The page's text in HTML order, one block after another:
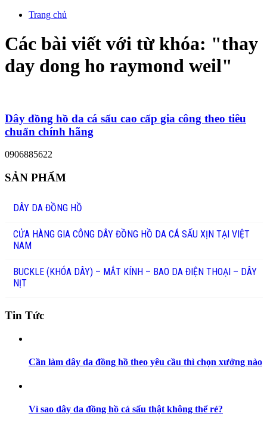
Trang chủ
Các bài viết với từ khóa: "thay
day dong ho raymond weil"
Dây đồng hồ da cá sấu cao cấp gia công theo tiêu
chuẩn chính hãng
0906885622
SẢN PHẨM
DÂY DA ĐỒNG HỒ
CỬA HÀNG GIA CÔNG DÂY ĐỒNG HỒ DA CÁ SẤU XỊN TẠI VIỆT
NAM
BUCKLE (KHÓA DÂY) – MẮT KÍNH – BAO DA ĐIỆN THOẠI – DÂY
NỊT
Tin Tức
Cần làm dây da đồng hồ theo yêu cầu thì chọn xưởng nào
Vì sao dây da đồng hồ cá sấu thật không thể rẻ?